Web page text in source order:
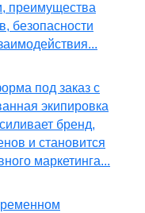
преимущества
безопасности
под заказ с
экипировка
бренд,
и становится
маркетинга...